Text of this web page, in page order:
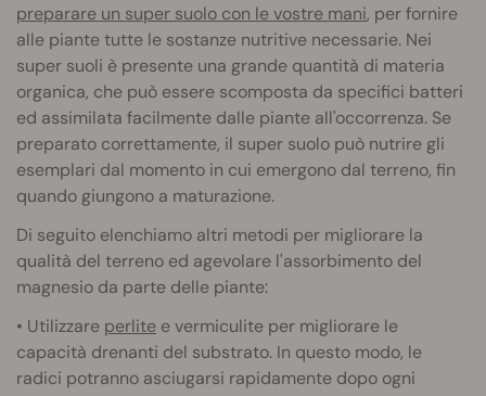
preparare un super suolo con le vostre mani, per fornire
alle piante tutte le sostanze nutritive necessarie. Nei
super suoli è presente una grande quantità di materia
organica, che può essere scomposta da specifici batteri
ed assimilata facilmente dalle piante all'occorrenza. Se
preparato correttamente, il super suolo può nutrire gli
esemplari dal momento in cui emergono dal terreno, fin
quando giungono a maturazione.
Di seguito elenchiamo altri metodi per migliorare la
qualità del terreno ed agevolare l'assorbimento del
magnesio da parte delle piante:
• Utilizzare perlite e vermiculite per migliorare le
capacità drenanti del substrato. In questo modo, le
radici potranno asciugarsi rapidamente dopo ogni